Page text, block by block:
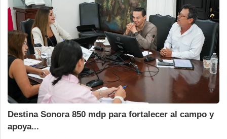
Destina Sonora 850 mdp para fortalecer al campo y
apoya...